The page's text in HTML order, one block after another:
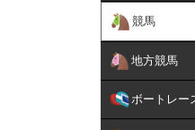
競馬
地方競馬
ボートレー